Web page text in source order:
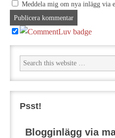
Meddela mig om nya inlägg via
Psst!
Blogginlägg via